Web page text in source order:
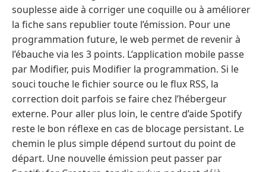
souplesse aide à corriger une coquille ou à améliorer
la fiche sans republier toute l’émission. Pour une
programmation future, le web permet de revenir à
l’ébauche via les 3 points. L’application mobile passe
par Modifier, puis Modifier la programmation. Si le
souci touche le fichier source ou le flux RSS, la
correction doit parfois se faire chez l’hébergeur
externe. Pour aller plus loin, le centre d’aide Spotify
reste le bon réflexe en cas de blocage persistant. Le
chemin le plus simple dépend surtout du point de
départ. Une nouvelle émission peut passer par